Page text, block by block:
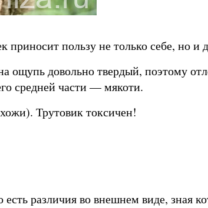
пользу не только себе, но и
ощупь довольно твердый, поэтому
средней части — мякоти.
Трутовик токсичен!
различия во внешнем виде, зная